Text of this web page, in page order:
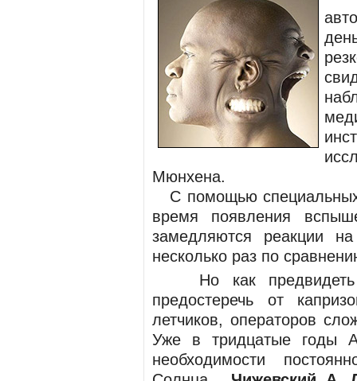
Мюнхена.
С помощью специальных
время появления
замедляются реакции
несколько раз по
Но как предвидеть
предостеречь от
летчиков, операторов
Уже в тридцатые годы
необходимости